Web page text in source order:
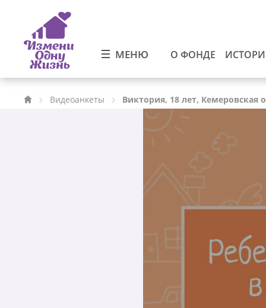
МЕНЮ О ФОНДЕ
Видеоанкеты Виктория, 18 лет, Кемеровская